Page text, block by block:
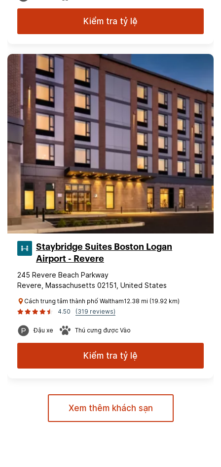
Kiểm tra tỷ lệ
Staybridge Suites Boston Logan
Airport - Revere
245 Revere Beach Parkway
Revere, Massachusetts 02151, United States
Cách trung tâm thành phố Waltham12.38 mi (19.92 km)
4.50
(319 reviews)
Đậu xe Thú cưng được Vào
Kiểm tra tỷ lệ
Xem thêm khách sạn